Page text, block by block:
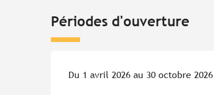
Périodes d'ouverture
Du 1 avril 2026 au 30 octobre 2026